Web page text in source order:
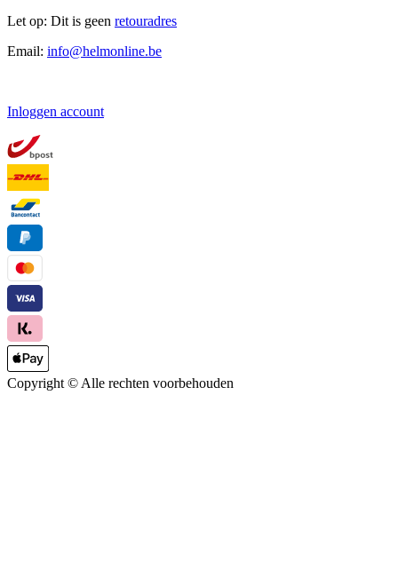
Let op: Dit is geen retouradres
Email: info@helmonline.be
Inloggen account
Copyright ©Alle rechten voorbehouden